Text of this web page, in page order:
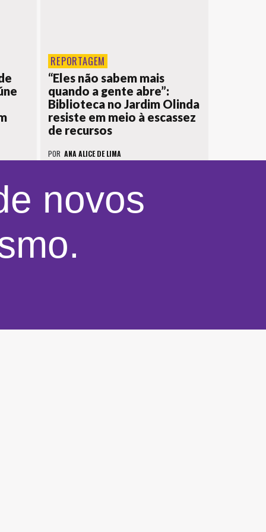
REPORTAGEM
“Eles não sabem mais
quando a gente abre”:
Biblioteca no Jardim Olinda
resiste em meio à escassez
de recursos
POR ANA ALICE DE LIMA
novos